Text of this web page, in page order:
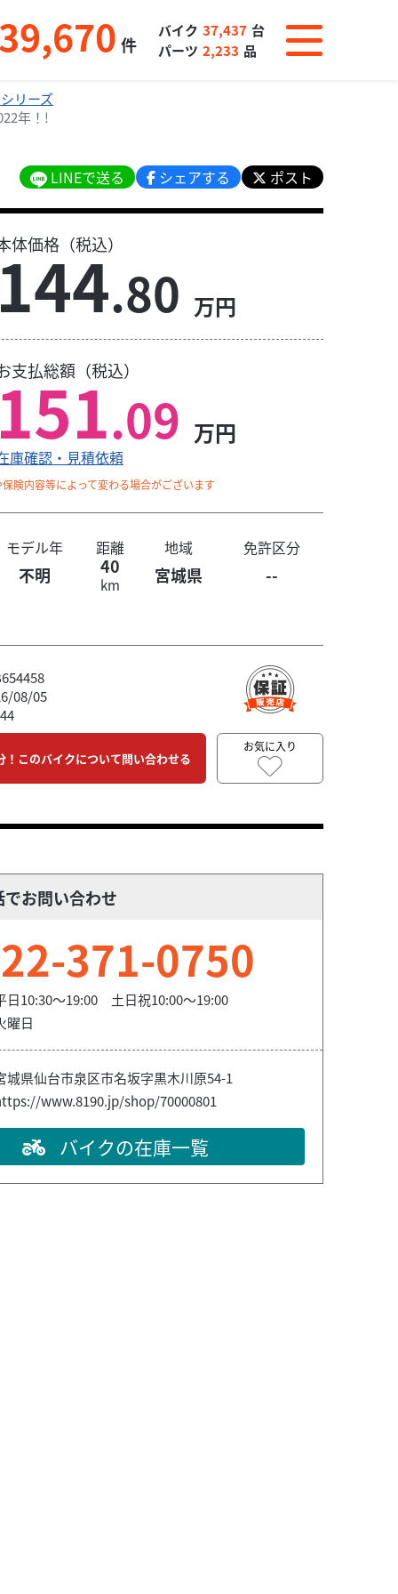
39,670 件
バイク 37,437 台
パーツ 2,233 品
リーズ
年！!
LINEで送る シェアする ポスト
体価格（税込）
144.80 万円
支払総額（税込）
.09 万円
庫確認・見積依頼
険内容等によって変わる場合がございます
モデル年 距離 地域 免許区分
不明 40
km 宮城県 --
08/05
！このバイクについて問い合わせる
お気に入り
でお問い合わせ
371-0750
日10:30～19:00 土日祝10:00～19:00
曜日
城県仙台市泉区市名坂字黒木川原54-1
www.8190.jp/shop/70000801
バイクの在庫一覧